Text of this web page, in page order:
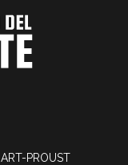
ART-PROUST